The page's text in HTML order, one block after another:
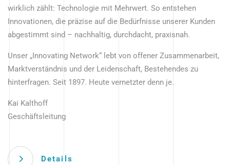
wirklich zählt: Technologie mit Mehrwert. So entstehen
Innovationen, die präzise auf die Bedürfnisse unserer Kunden
abgestimmt sind – nachhaltig, durchdacht, praxisnah.
Unser „Innovating Network“ lebt von offener Zusammenarbeit,
Marktverständnis und der Leidenschaft, Bestehendes zu
hinterfragen. Seit 1897. Heute vernetzter denn je.
Kai Kalthoff
Geschäftsleitung
Details